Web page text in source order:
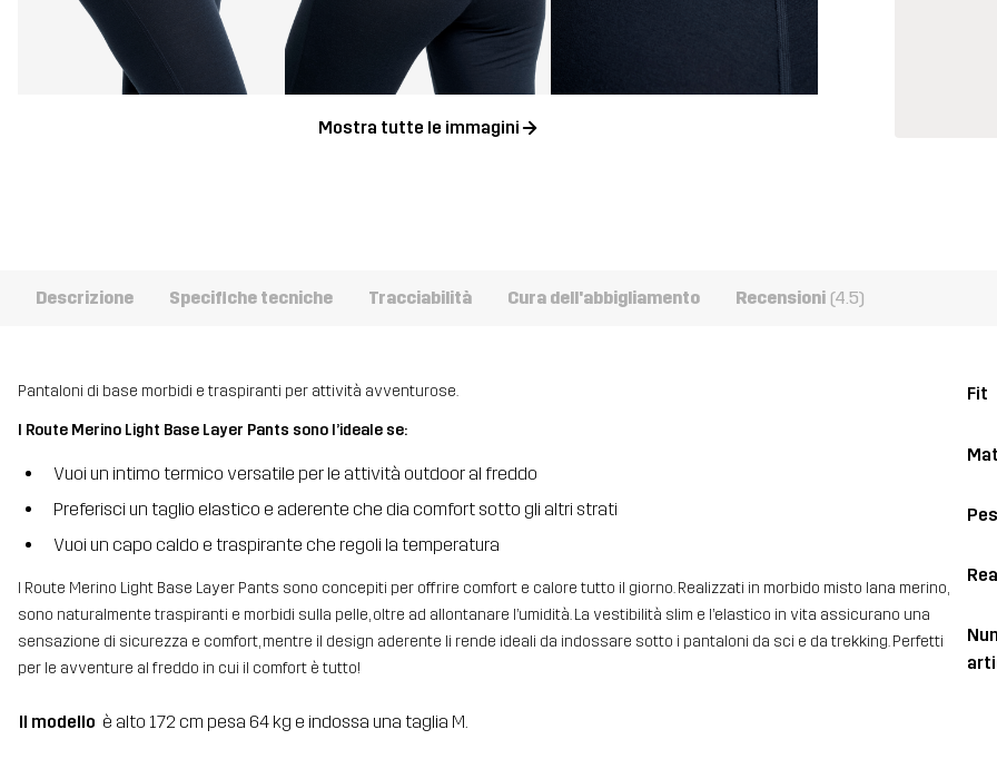
Mostra tutte le immagini
Descrizione Specifiche tecniche Tracciabilità Cura dell'abbigliamento Recensioni (4.5)
Pantaloni di base morbidi e traspiranti per attività avventurose.
I Route Merino Light Base Layer Pants sono l’ideale se:
Vuoi un intimo termico versatile per le attività outdoor al freddo
Preferisci un taglio elastico e aderente che dia comfort sotto gli altri strati
Vuoi un capo caldo e traspirante che regoli la temperatura
I Route Merino Light Base Layer Pants sono concepiti per offrire comfort e calore tutto il giorno. Realizzati in morbido misto lana merino,
sono naturalmente traspiranti e morbidi sulla pelle, oltre ad allontanare l’umidità. La vestibilità slim e l’elastico in vita assicurano una
sensazione di sicurezza e comfort, mentre il design aderente li rende ideali da indossare sotto i pantaloni da sci e da trekking. Perfetti
per le avventure al freddo in cui il comfort è tutto!
Il modello è alto 172 cm pesa 64 kg e indossa una taglia M.
Fit